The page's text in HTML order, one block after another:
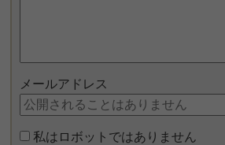
メールアドレス
私はロボットではありません